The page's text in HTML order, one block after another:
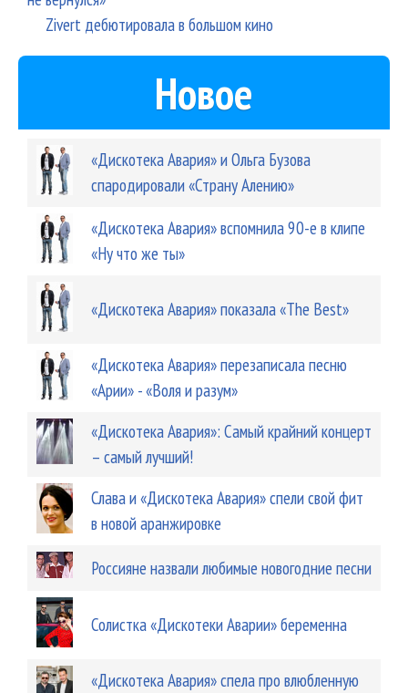
Zivert дебютировала в большом кино
Новое
«Дискотека Авария» и Ольга Бузова
спародировали «Страну Алению»
«Дискотека Авария» вспомнила 90-е в клипе
«Ну что же ты»
«Дискотека Авария» показала «The Best»
«Дискотека Авария» перезаписала песню
«Арии» - «Воля и разум»
«Дискотека Авария»: Самый крайний концерт
– самый лучший!
Слава и «Дискотека Авария» спели свой фит
в новой аранжировке
Россияне назвали любимые новогодние песни
Солистка «Дискотеки Аварии» беременна
«Дискотека Авария» спела про влюбленную